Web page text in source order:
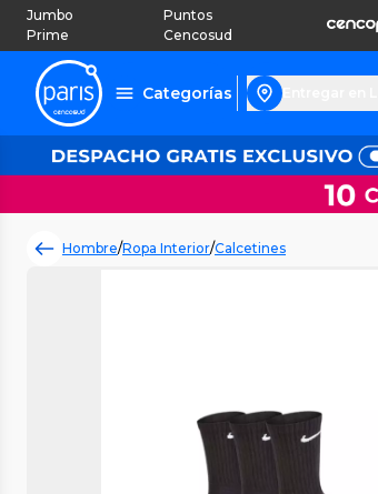
Jumbo
Prime
Puntos
Cencosud
Categorías
Hombre/Ropa Interior/Calcetines